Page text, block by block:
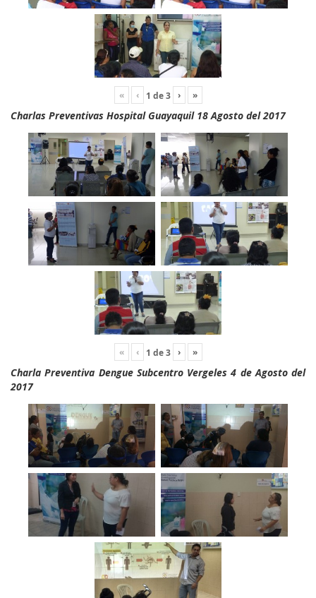
« ‹ 1 de3 › »
Charlas Preventivas Hospital Guayaquil 18 Agosto del 2017
« ‹ 1 de3 › »
Charla Preventiva Dengue Subcentro Vergeles 4 de Agosto del
2017